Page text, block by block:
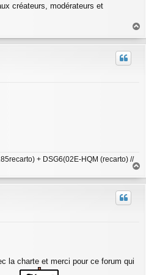
créateurs, modérateurs et
a
u
+ DSG6(02E-HQM (recarto) //
u
la charte et merci pour ce forum qui